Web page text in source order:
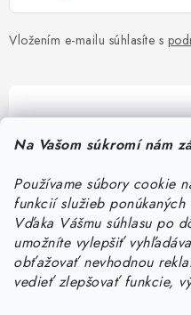
Na Vašom súkromí nám
Používame súbory cookie
funkcií služieb ponúkaných
Vďaka Vášmu súhlasu po
umožníte vylepšiť
obťažovať nevhodnou
vedieť zlepšovať funkcie,
Vložením e-mailu súhlasíte s
Pomôžeme
Potrebujete s niečím